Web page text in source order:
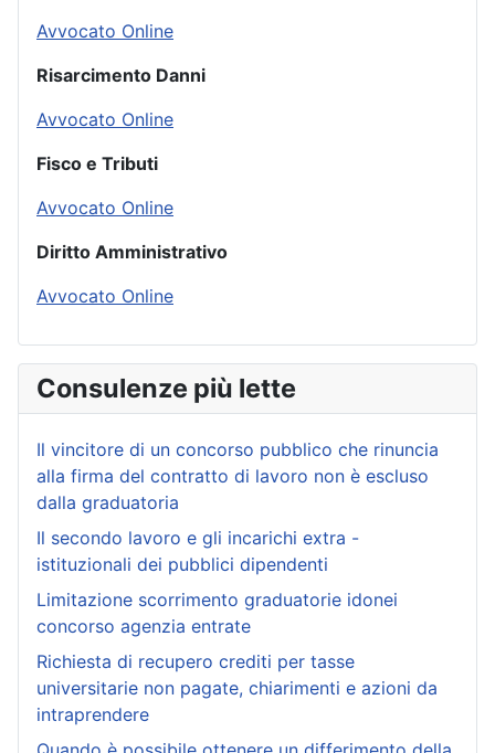
Avvocato Online
Risarcimento Danni
Avvocato Online
Fisco e Tributi
Avvocato Online
Diritto Amministrativo
Avvocato Online
Consulenze più lette
Il vincitore di un concorso pubblico che rinuncia
alla firma del contratto di lavoro non è escluso
dalla graduatoria
Il secondo lavoro e gli incarichi extra -
istituzionali dei pubblici dipendenti
Limitazione scorrimento graduatorie idonei
concorso agenzia entrate
Richiesta di recupero crediti per tasse
universitarie non pagate, chiarimenti e azioni da
intraprendere